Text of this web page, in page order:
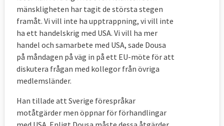
mänskligheten har tagit de största stegen
framåt. Vi vill inte ha upptrappning, vi vill inte
ha ett handelskrig med USA. Vi vill ha mer
handel och samarbete med USA, sade Dousa
på måndagen på väg in på ett EU-möte för att
diskutera frågan med kollegor från övriga
medlemsländer.
Han tillade att Sverige förespråkar
motåtgärder men öppnar för förhandlingar